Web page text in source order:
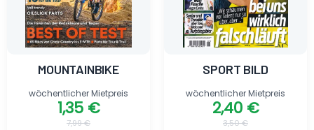
MOUNTAINBIKE
7,99€
1,35 €
wöchentlicher Mietpreis
SPORT BILD
3,50€
2,40 €
wöchentlicher Mietpreis